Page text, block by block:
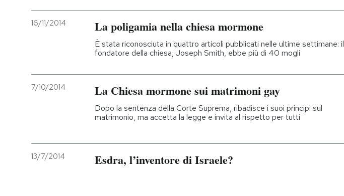
16/11/2014 La poligamia nella chiesa mormone
È stata riconosciuta in quattro articoli pubblicati nelle ultime settimane: il
fondatore della chiesa, Joseph Smith, ebbe più di 40 mogli
7/10/2014 La Chiesa mormone sui matrimoni gay
Dopo la sentenza della Corte Suprema, ribadisce i suoi principi sul
matrimonio, ma accetta la legge e invita al rispetto per tutti
13/7/2014 Esdra, l’inventore di Israele?